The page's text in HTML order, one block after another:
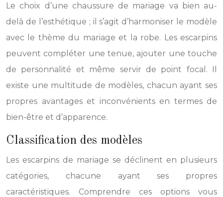
Le choix d’une chaussure de mariage va bien au-
delà de l’esthétique ; il s’agit d’harmoniser le modèle
avec le thème du mariage et la robe. Les escarpins
peuvent compléter une tenue, ajouter une touche
de personnalité et même servir de point focal. Il
existe une multitude de modèles, chacun ayant ses
propres avantages et inconvénients en termes de
bien-être et d’apparence.
Classification des modèles
Les escarpins de mariage se déclinent en plusieurs
catégories, chacune ayant ses propres
caractéristiques. Comprendre ces options vous